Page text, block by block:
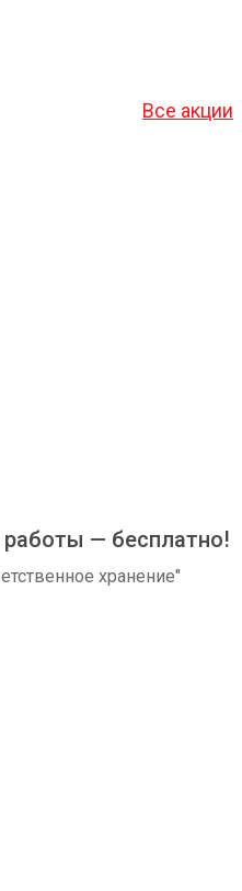
Все акции
работы — бесплатно!
хранение"